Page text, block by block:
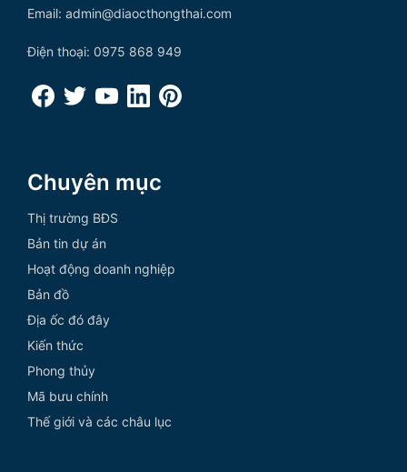
Email: admin@diaocthongthai.com
Điện thoại: 0975 868 949
Chuyên mục
Thị trường BĐS
Bản tin dự án
Hoạt động doanh nghiệp
Bản đồ
Địa ốc đó đây
Kiến thức
Phong thủy
Mã bưu chính
Thế giới và các châu lục